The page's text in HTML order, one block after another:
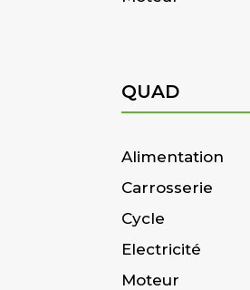
QUAD
Alimentation
Carrosserie
Cycle
Electricité
Moteur